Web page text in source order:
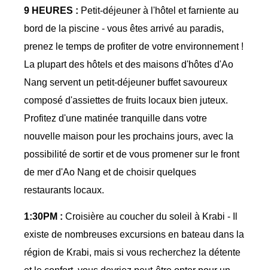
9 HEURES : Petit-déjeuner à l'hôtel et farniente au
bord de la piscine - vous êtes arrivé au paradis,
prenez le temps de profiter de votre environnement !
La plupart des hôtels et des maisons d'hôtes d'Ao
Nang servent un petit-déjeuner buffet savoureux
composé d'assiettes de fruits locaux bien juteux.
Profitez d'une matinée tranquille dans votre
nouvelle maison pour les prochains jours, avec la
possibilité de sortir et de vous promener sur le front
de mer d'Ao Nang et de choisir quelques
restaurants locaux.
1:30PM : Croisière au coucher du soleil à Krabi - Il
existe de nombreuses excursions en bateau dans la
région de Krabi, mais si vous recherchez la détente